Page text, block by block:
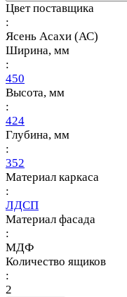
Цвет поставщика
:
Ясень Асахи (АС)
Ширина, мм
:
450
Высота, мм
:
424
Глубина, мм
:
352
Материал каркаса
:
ЛДСП
Материал фасада
:
МДФ
Количество ящиков
:
2